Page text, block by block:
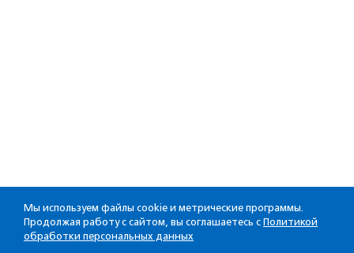
Мы используем файлы cookie и метрические программы.
Продолжая работу с сайтом, вы соглашаетесь с Политикой
обработки персональных данных